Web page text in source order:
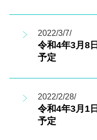
2022/3/7/
令和4年3月8
予定
2022/2/28/
令和4年3月1
予定